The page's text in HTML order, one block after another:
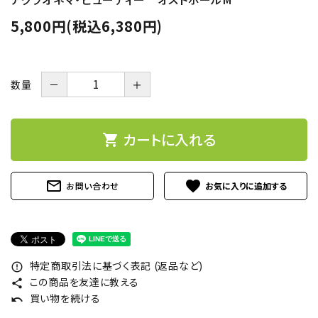
5,800円(税込6,380円)
数量 － ＋
shopping_cart カートに入れる
mail_outline お問い合わせ favorite
error_outline 特定商取引法に基づく表記 (返品など)
share この商品を友達に教える
undo 買い物を続ける